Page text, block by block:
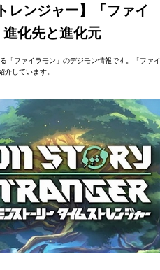
レンジャー】「ファイ
化先と進化元
「ファイラモン」のデジモン情報です。「ファイ
しています。